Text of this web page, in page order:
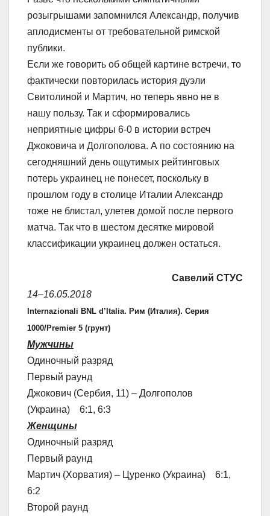
розыгрышами запомнился Александр, получив
аплодисменты от требовательной римской
публики.
Если же говорить об общей картине встречи, то
фактически повторилась история дуэли
Свитолиной и Мартич, но теперь явно не в
нашу пользу. Так и сформировались
неприятные цифры 6-0 в истории встреч
Джоковича и Долгополова. А по состоянию на
сегодняшний день ощутимых рейтинговых
потерь украинец не понесет, поскольку в
прошлом году в столице Италии Александр
тоже не блистал, улетев домой после первого
матча. Так что в шестом десятке мировой
классификации украинец должен остаться.
Савелий СТУС
14–16.05.2018
Internazionali BNL d’Italia. Рим (Италия). Серия
1000/Premier 5 (грунт)
Мужчины
Одиночный разряд
Первый раунд
Джокович (Сербия, 11) – Долгополов
(Украина) 6:1, 6:3
Женщины
Одиночный разряд
Первый раунд
Мартич (Хорватия) – Цуренко (Украина) 6:1,
6:2
Второй раунд